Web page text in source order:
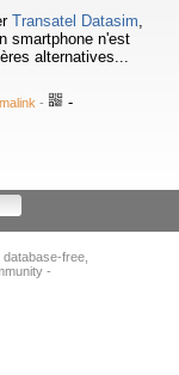
Transatel Datasim,
smartphone n'est
alternatives...
- -
free,
-